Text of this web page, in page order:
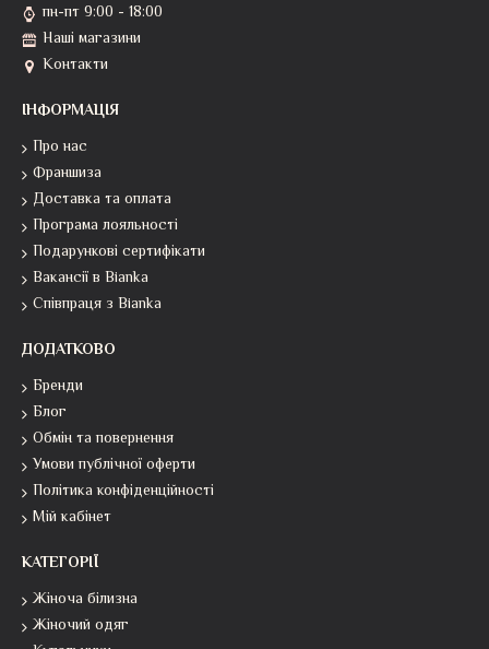
пн-пт 9:00 - 18:00
Наші магазини
Контакти
ІНФОРМАЦІЯ
Про нас
Франшиза
Доставка та оплата
Програма лояльності
Подарункові сертифікати
Вакансії в Bianka
Співпраця з Bianka
ДОДАТКОВО
Бренди
Блог
Обмін та повернення
Умови публічної оферти
Політика конфіденційності
Мій кабінет
КАТЕГОРІЇ
Жіноча білизна
Жіночий одяг